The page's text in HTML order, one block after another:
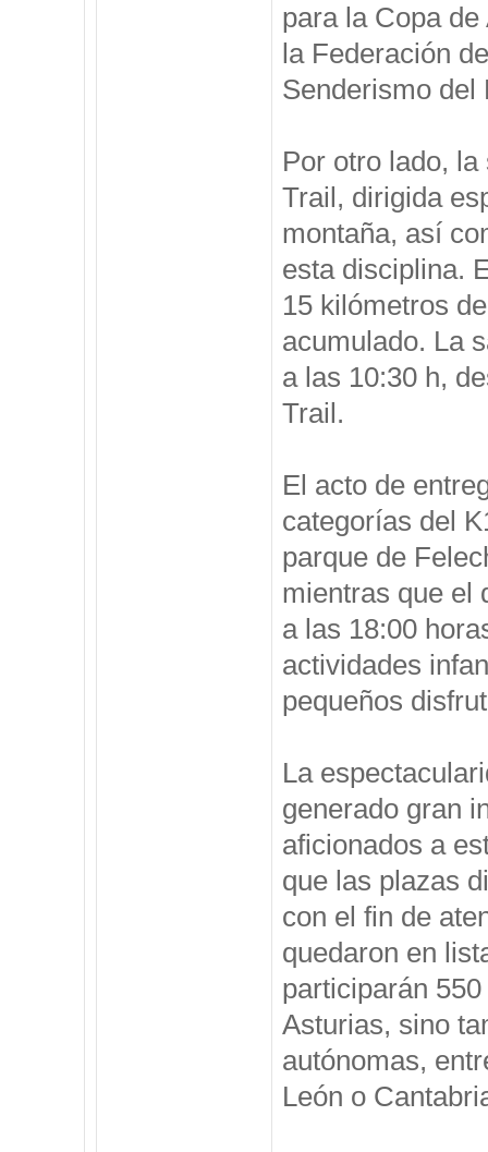
para la Copa
la Federación
Senderismo del
Por otro lado,
Trail, dirigida
montaña, así
esta disciplina.
15 kilómetros
acumulado. La
a las 10:30 h,
Trail.
El acto de
categorías del
parque de
mientras que el
a las 18:00
actividades
pequeños
La
generado gran
aficionados a
que las plazas
con el fin de
quedaron en
participarán
Asturias, sino
autónomas,
León o